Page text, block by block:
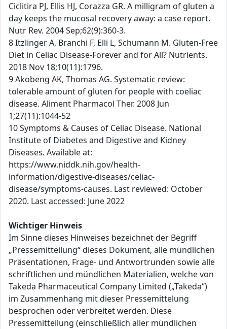
Ciclitira PJ, Ellis HJ, Corazza GR. A milligram of gluten a
day keeps the mucosal recovery away: a case report.
Nutr Rev. 2004 Sep;62(9):360-3.
8 Itzlinger A, Branchi F, Elli L, Schumann M. Gluten-Free
Diet in Celiac Disease-Forever and for All? Nutrients.
2018 Nov 18;10(11):1796.
9 Akobeng AK, Thomas AG. Systematic review:
tolerable amount of gluten for people with coeliac
disease. Aliment Pharmacol Ther. 2008 Jun
1;27(11):1044-52
10 Symptoms & Causes of Celiac Disease. National
Institute of Diabetes and Digestive and Kidney
Diseases. Available at:
https://www.niddk.nih.gov/health-
information/digestive-diseases/celiac-
disease/symptoms-causes. Last reviewed: October
2020. Last accessed: June 2022
Wichtiger Hinweis
Im Sinne dieses Hinweises bezeichnet der Begriff
„Pressemitteilung“ dieses Dokument, alle mündlichen
Präsentationen, Frage- und Antwortrunden sowie alle
schriftlichen und mündlichen Materialien, welche von
Takeda Pharmaceutical Company Limited („Takeda“)
im Zusammenhang mit dieser Pressemittelung
besprochen oder verbreitet werden. Diese
Pressemitteilung (einschließlich aller mündlichen